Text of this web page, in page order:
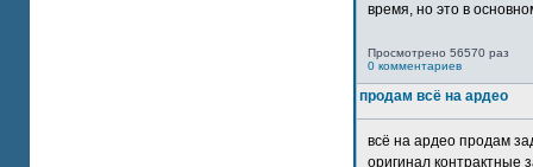
время, но это в
Просмотрено 56570 раз
0 комментариев
продам всё на ардео
всё на ардео продам
оригинал контрактные